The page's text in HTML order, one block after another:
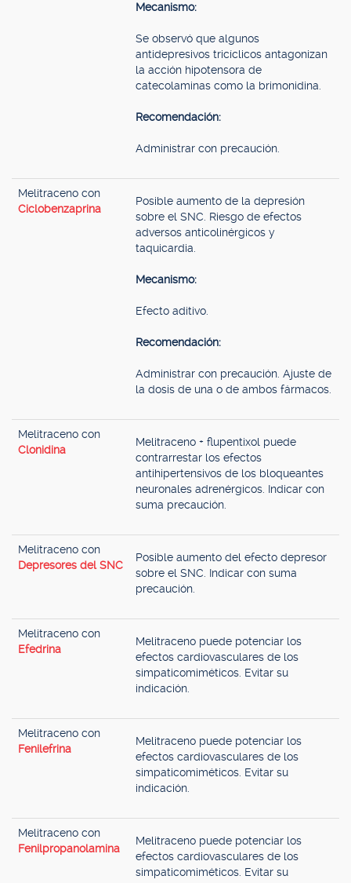
Mecanismo:
Se observó que algunos
antidepresivos tricíclicos antagonizan
la acción hipotensora de
catecolaminas como la brimonidina.
Recomendación:
Administrar con precaución.
Melitraceno con
Ciclobenzaprina
Posible aumento de la depresión
sobre el SNC. Riesgo de efectos
adversos anticolinérgicos y
taquicardia.
Mecanismo:
Efecto aditivo.
Recomendación:
Administrar con precaución. Ajuste de
la dosis de una o de ambos fármacos.
Melitraceno con
Clonidina
Melitraceno + flupentixol puede
contrarrestar los efectos
antihipertensivos de los bloqueantes
neuronales adrenérgicos. Indicar con
suma precaución.
Melitraceno con
Depresores del SNC
Posible aumento del efecto depresor
sobre el SNC. Indicar con suma
precaución.
Melitraceno con
Efedrina
Melitraceno puede potenciar los
efectos cardiovasculares de los
simpaticomiméticos. Evitar su
indicación.
Melitraceno con
Fenilefrina
Melitraceno puede potenciar los
efectos cardiovasculares de los
simpaticomiméticos. Evitar su
indicación.
Melitraceno con
Fenilpropanolamina
Melitraceno puede potenciar los
efectos cardiovasculares de los
simpaticomiméticos. Evitar su